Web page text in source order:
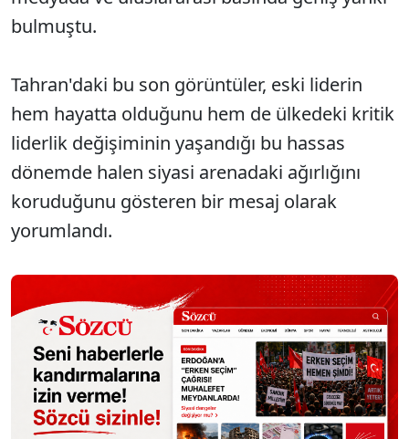
bulmuştu.
Tahran'daki bu son görüntüler, eski liderin
hem hayatta olduğunu hem de ülkedeki kritik
liderlik değişiminin yaşandığı bu hassas
dönemde halen siyasi arenadaki ağırlığını
koruduğunu gösteren bir mesaj olarak
yorumlandı.